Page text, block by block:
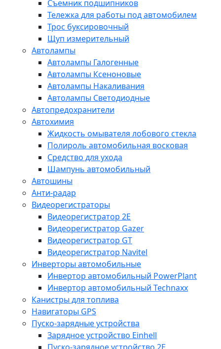
Съемник подшипников
Тележка для работы под автомобилем
Трос буксировочный
Щуп измерительный
Автолампы
Автолампы Галогенные
Автолампы Ксеноновые
Автолампы Накаливания
Автолампы Светодиодные
Автопредохранители
Автохимия
Жидкость омывателя лобового стекла
Полироль автомобильная восковая
Средство для ухода
Шампунь автомобильный
Автошины
Анти-радар
Видеорегистраторы
Видеорегистратор 2E
Видеорегистратор Gazer
Видеорегистратор GT
Видеорегистратор Navitel
Инверторы автомобильные
Инвертор автомобильный PowerPlant
Инвертор автомобильный Technaxx
Канистры для топлива
Навигаторы GPS
Пуско-зарядные устройства
Зарядное устройство Einhell